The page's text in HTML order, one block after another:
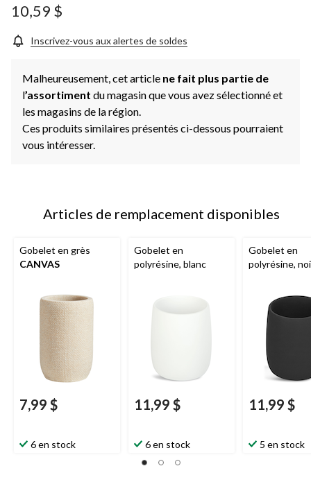
10,59 $
Inscrivez-vous aux alertes de soldes
Malheureusement, cet article ne fait plus partie de
l’assortiment du magasin que vous avez sélectionné et
les magasins de la région.
Ces produits similaires présentés ci-dessous pourraient
vous intéresser.
Articles de remplacement disponibles
Gobelet en grès
CANVAS
7,99 $
6 en stock
Gobelet en
polyrésine, blanc
11,99 $
6 en stock
Gobelet en
polyrésine,
11,99 $
5 en stock